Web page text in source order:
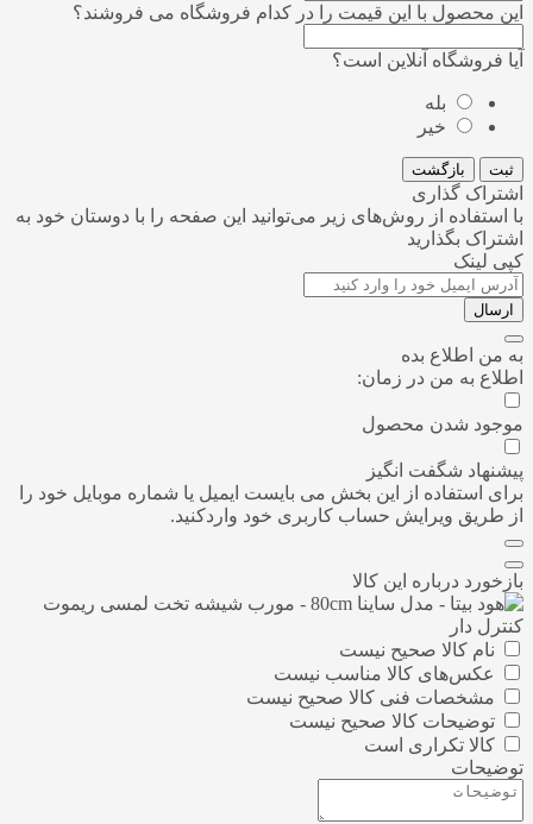
این محصول با این قیمت را در کدام فروشگاه می فروشند؟
آیا فروشگاه آنلاین است؟
بله
خیر
ثبت بازگشت
اشتراک گذاری
با استفاده از روش‌های زیر می‌توانید این صفحه را با دوستان خود به
اشتراک بگذارید
کپی لینک
ارسال
به من اطلاع بده
اطلاع به من در زمان:
موجود شدن محصول
پیشنهاد شگفت انگیز
برای استفاده از این بخش می بایست ایمیل یا شماره موبایل خود را
از طریق ویرایش حساب کاربری خود واردکنید.
بازخورد درباره این کالا
نام کالا صحیح نیست
عکس‌های کالا مناسب نیست
مشخصات فنی کالا صحیح نیست
توضیحات کالا صحیح نیست
کالا تکراری است
توضیحات